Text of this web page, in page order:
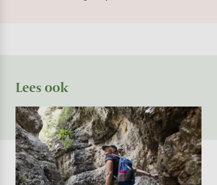
Lees ook
Image